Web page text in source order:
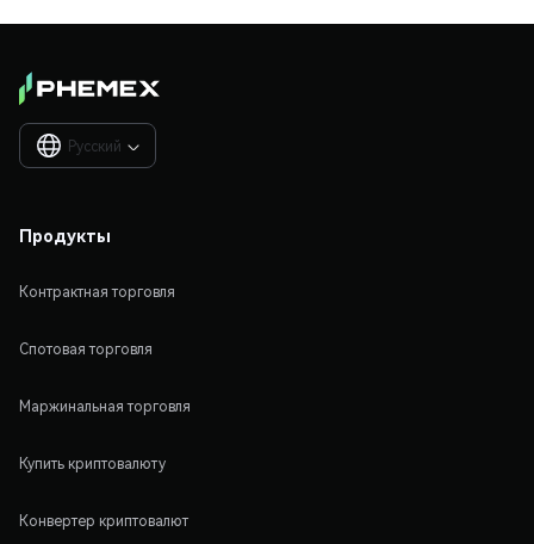
Русский 
Продукты
Контрактная торговля
Спотовая торговля
Маржинальная торговля
Купить криптовалюту
Конвертер криптовалют